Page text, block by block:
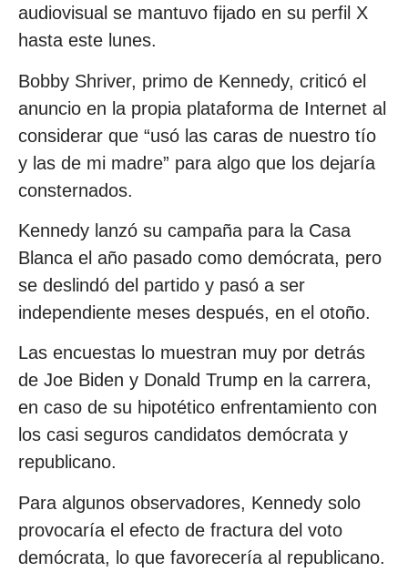
audiovisual se mantuvo fijado en su perfil X
hasta este lunes.
Bobby Shriver, primo de Kennedy, criticó el
anuncio en la propia plataforma de Internet al
considerar que “usó las caras de nuestro tío
y las de mi madre” para algo que los dejaría
consternados.
Kennedy lanzó su campaña para la Casa
Blanca el año pasado como demócrata, pero
se deslindó del partido y pasó a ser
independiente meses después, en el otoño.
Las encuestas lo muestran muy por detrás
de Joe Biden y Donald Trump en la carrera,
en caso de su hipotético enfrentamiento con
los casi seguros candidatos demócrata y
republicano.
Para algunos observadores, Kennedy solo
provocaría el efecto de fractura del voto
demócrata, lo que favorecería al republicano.